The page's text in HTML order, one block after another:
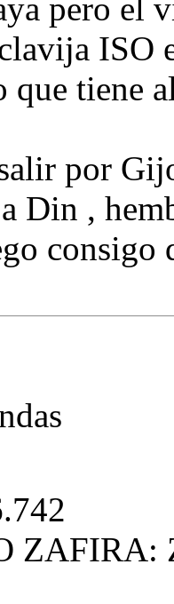
pero el
ISO
que tiene
por
Din ,
consigo
ZAFIRA: